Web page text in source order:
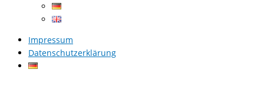
Impressum
Datenschutzerklärung